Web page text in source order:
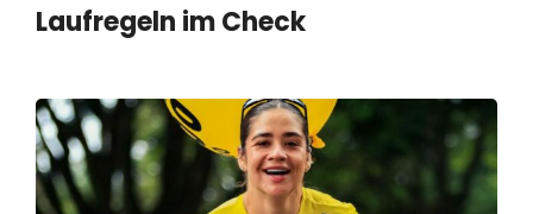
Laufregeln im Check